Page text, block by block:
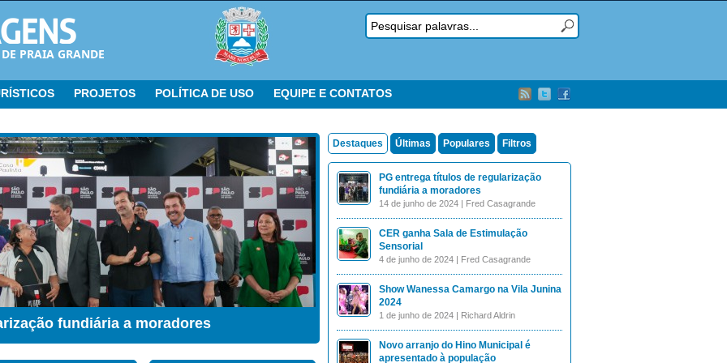
PRAIA GRANDE
PROJETOS POLÍTICA DE USO EQUIPE E CONTATOS
fundiária a moradores
Sensorial
Destaques Últimas Populares Filtros
PG entrega títulos de regularização
fundiária a moradores
14 de junho de 2024 | Fred Casagrande
CER ganha Sala de Estimulação
Sensorial
4 de junho de 2024 | Fred Casagrande
Show Wanessa Camargo na Vila Junina
2024
1 de junho de 2024 | Richard Aldrin
Novo arranjo do Hino Municipal é
apresentado à população